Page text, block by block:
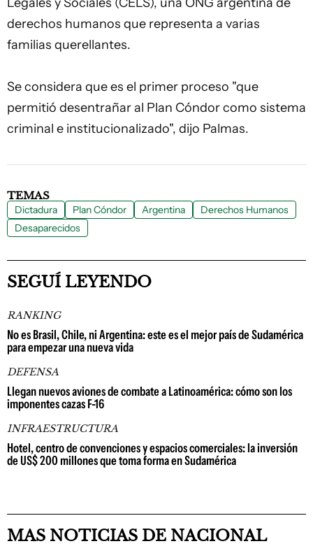
derechos humanos que representa a varias
familias querellantes.
Se considera que es el primer proceso "que
permitió desentrañar al Plan Cóndor como sistema
criminal e institucionalizado", dijo Palmas.
TEMAS
Dictadura Plan Cóndor Argentina
Derechos Humanos
Desaparecidos
SEGUÍ LEYENDO
RANKING
No es Brasil, Chile, ni Argentina: este es el mejor país de Sudamérica
para empezar una nueva vida
DEFENSA
Llegan nuevos aviones de combate a Latinoamérica: cómo son los
imponentes cazas F-16
INFRAESTRUCTURA
Hotel, centro de convenciones y espacios comerciales: la inversión
de US$ 200 millones que toma forma en Sudamérica
MAS NOTICIAS DE NACIONAL